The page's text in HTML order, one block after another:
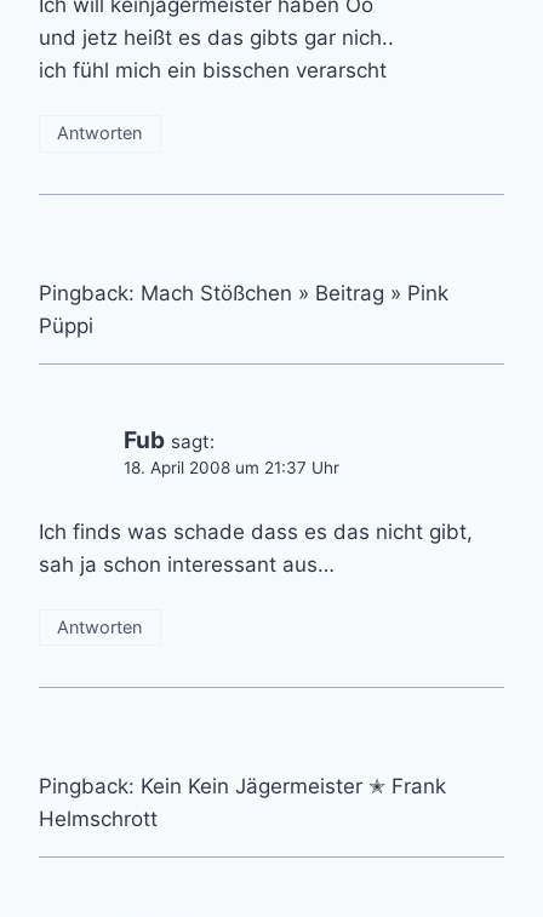
und jetz heißt es das gibts gar nich..
ich fühl mich ein bisschen verarscht
Antworten
Pingback: Mach Stößchen » Beitrag » Pink
Püppi
Fub sagt:
18. April 2008 um 21:37 Uhr
Ich finds was schade dass es das nicht gibt,
sah ja schon interessant aus…
Antworten
Pingback: Kein Kein Jägermeister ✭ Frank
Helmschrott